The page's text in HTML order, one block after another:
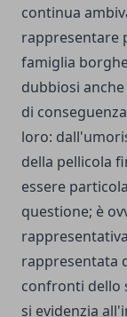
continua
rappresentare
famiglia
dubbiosi
di
loro:
della pellicola
essere
questione; è
rappresentata
confronti dello
si evidenzia